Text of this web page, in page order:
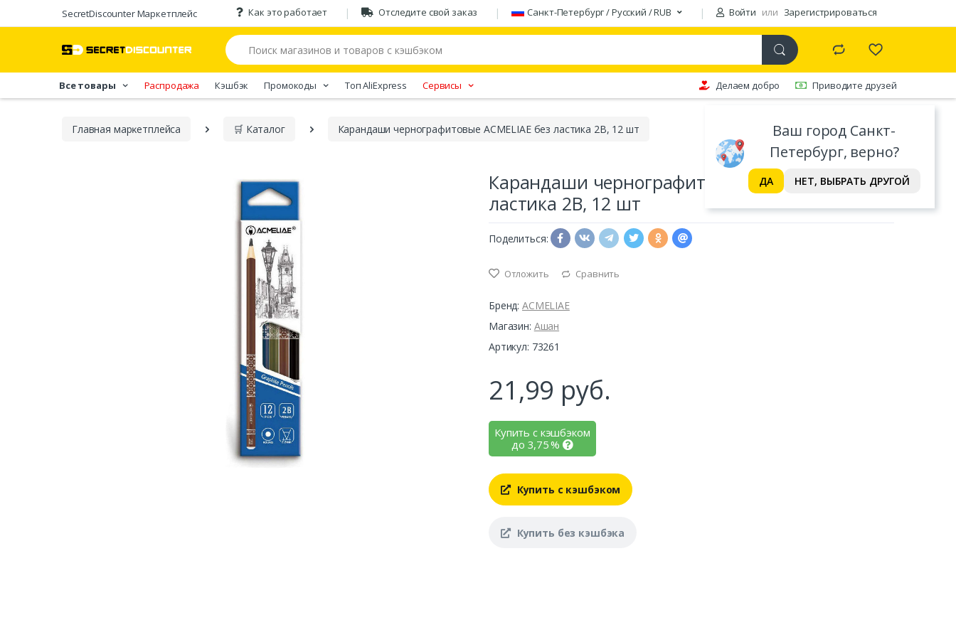
SecretDiscounter Маркетплейс Как это работает Отследите свой заказ Санкт-Петербург / Русский / RUB Войти или Зарегистрироваться
Ваш город Санкт-
Петербург, верно?
ДА НЕТ, ВЫБРАТЬ ДРУГОЙ
Все товары Распродажа Кэшбэк Промокоды Tоп AliExpress Сервисы Делаем добро Приводите друзей
Главная марĸетплейса 🛒 Каталог Карандаши чернографитовые ACMELIAE без ластика 2B, 12 шт
Карандаши чернографитовые ACMELIAE без
ластика 2B, 12 шт
Поделиться:
Отложить Сравнить
Бренд: ACMELIAE
Магазин: Ашан
Артикул: 73261
21,99 руб.
Купить с кэшбэком
до 3,75%
Купить с кэшбэком
Купить без кэшбэка